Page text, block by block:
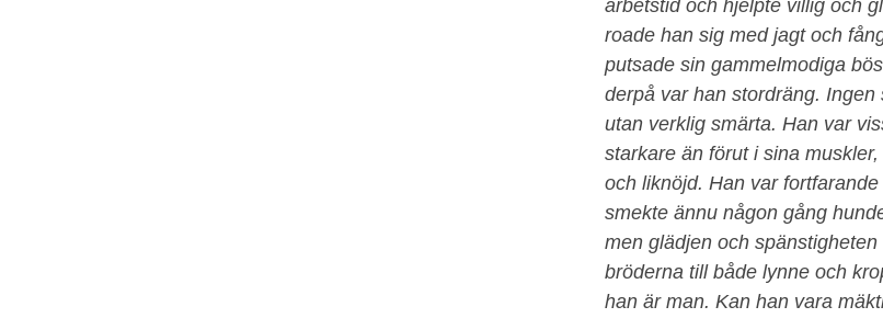
arbetstid och hjelpte villig och
roade han sig med jagt och
putsade sin gammelmodiga
derpå var han stordräng.
utan verklig smärta. Han var
starkare än förut i sina
och liknöjd. Han var
smekte ännu någon gång
men glädjen och
bröderna till både lynne och
han är man. Kan han vara